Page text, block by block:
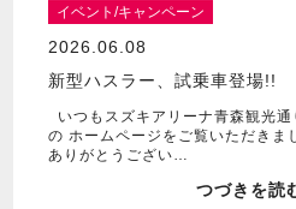
イベント/キャンペーン
2026.06.08
新型ハスラー、試乗車登場!!
いつもスズキアリーナ青森観光通
の ホームページをご覧いただきま
ありがとうござい…
つづきを読